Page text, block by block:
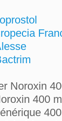
Noroxin
400